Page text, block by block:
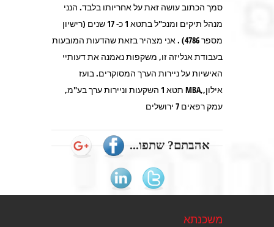
סמך הכתוב עושה זאת על אחריותו בלבד. הנני
מנהל תיקים ומנכ"ל בתטא 1 כ- 17 שנים (רישיון
מספר 4786) . אני מצהיר בזאת שהדעות המובעות
בעבודת אנליזה זו, משקפות נאמנה את דעותיי
האישיות על ניירות הערך המסוקרים. בועז
אילון,,MBA תטא 1 השקעות וניירות ערך בע"מ,
עמק רפאים 7 ירושלים
אהבתם? שתפו...
משכנתא